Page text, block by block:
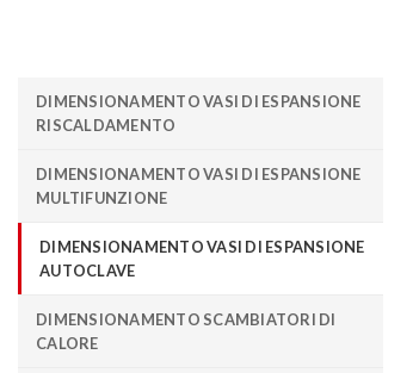
DIMENSIONAMENTO VASI DI ESPANSIONE
RISCALDAMENTO
DIMENSIONAMENTO VASI DI ESPANSIONE
MULTIFUNZIONE
DIMENSIONAMENTO VASI DI ESPANSIONE
AUTOCLAVE
DIMENSIONAMENTO SCAMBIATORI DI
CALORE